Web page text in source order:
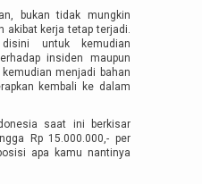
bukan tidak mungkin
akibat kerja tetap terjadi.
untuk kemudian
insiden maupun
menjadi bahan
kembali ke dalam
saat ini berkisar
Rp 15.000.000,- per
apa kamu nantinya